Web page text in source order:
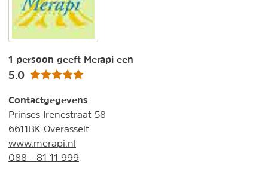
1 persoon geeft Merapi een
5.0
Contactgegevens
Prinses Irenestraat 58
6611BK Overasselt
www.merapi.nl
088 - 81 11 999